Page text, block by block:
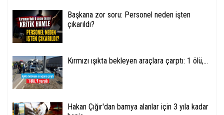
Başkana zor soru: Personel neden işten
çıkarıldı?
Kırmızı ışıkta bekleyen araçlara çarptı: 1 ölü,...
Hakan Çığır'dan bamya alanlar için 3 yıla kadar